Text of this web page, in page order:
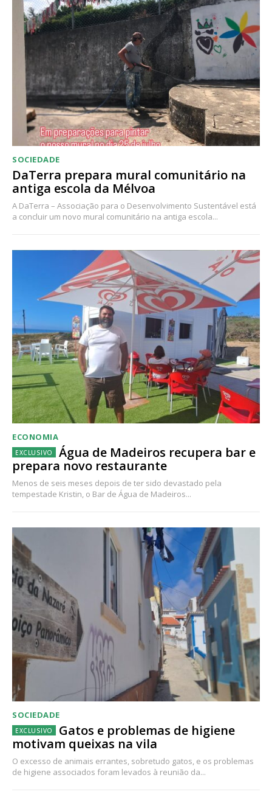
SOCIEDADE
DaTerra prepara mural comunitário na
antiga escola da Mélvoa
A DaTerra – Associação para o Desenvolvimento Sustentável está
a concluir um novo mural comunitário na antiga escola...
ECONOMIA
Água de Madeiros recupera bar e
prepara novo restaurante
Menos de seis meses depois de ter sido devastado pela
tempestade Kristin, o Bar de Água de Madeiros...
SOCIEDADE
Gatos e problemas de higiene
motivam queixas na vila
O excesso de animais errantes, sobretudo gatos, e os problemas
de higiene associados foram levados à reunião da...